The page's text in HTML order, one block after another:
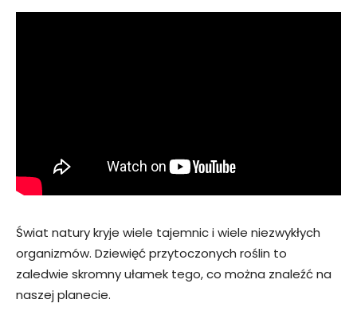
Świat natury kryje wiele tajemnic i wiele niezwykłych
organizmów. Dziewięć przytoczonych roślin to
zaledwie skromny ułamek tego, co można znaleźć na
naszej planecie.